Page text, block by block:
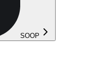
SOOP